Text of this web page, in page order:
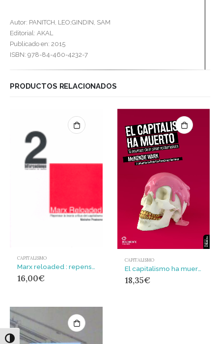
Alternar alto contraste
Autor: PANITCH, LEO;GINDIN, SAM
Editorial: AKAL
Publicado en: 2015
ISBN: 978-84-460-4232-7
PRODUCTOS RELACIONADOS
CAPITALISMO
Marx reloaded : repensar la teoría crítica del capitalismo
16,00€
CAPITALISMO
El capitalismo ha muerto : El ascenso de la clase vectorialista
18,35€